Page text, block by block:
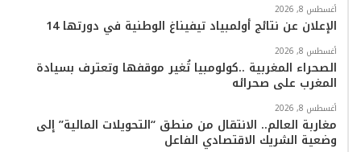
م
أغسطس 8, 2026
الإعلان عن نتائج أولمبياد تيفيناغ الوطنية في دورتها 14
أغسطس 8, 2026
الصحراء المغربية ..كولومبيا تُغير موقفها وتعترف بسيادة
المغرب على صحرائه
أغسطس 8, 2026
مغاربة العالم.. الانتقال من منطق “التحويلات المالية” إلى
وضعية الشريك الاقتصادي الفاعل